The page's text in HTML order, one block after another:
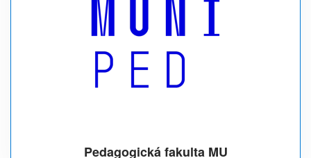
Pedagogická fakulta MU